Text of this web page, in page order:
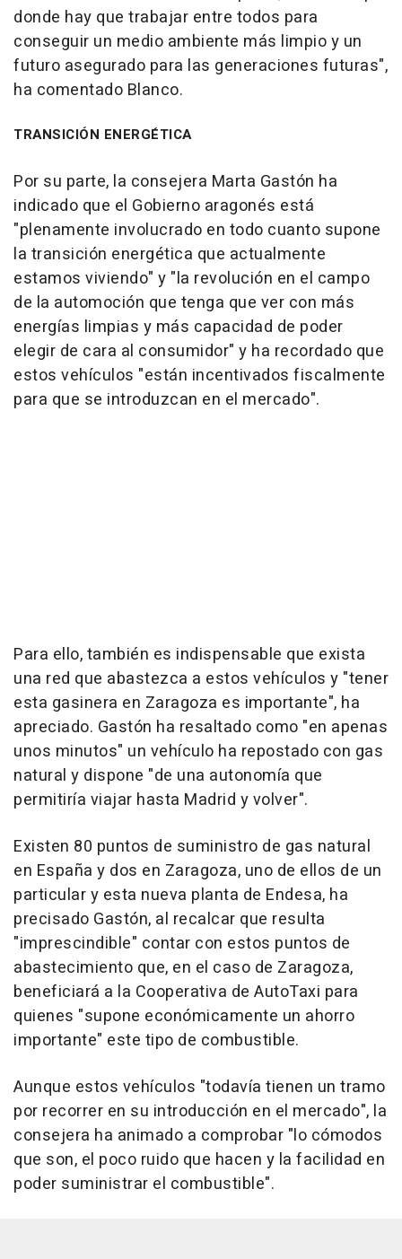
donde hay que trabajar entre todos para
conseguir un medio ambiente más limpio y un
futuro asegurado para las generaciones futuras",
ha comentado Blanco.
TRANSICIÓN ENERGÉTICA
Por su parte, la consejera Marta Gastón ha
indicado que el Gobierno aragonés está
"plenamente involucrado en todo cuanto supone
la transición energética que actualmente
estamos viviendo" y "la revolución en el campo
de la automoción que tenga que ver con más
energías limpias y más capacidad de poder
elegir de cara al consumidor" y ha recordado que
estos vehículos "están incentivados fiscalmente
para que se introduzcan en el mercado".
Para ello, también es indispensable que exista
una red que abastezca a estos vehículos y "tener
esta gasinera en Zaragoza es importante", ha
apreciado. Gastón ha resaltado como "en apenas
unos minutos" un vehículo ha repostado con gas
natural y dispone "de una autonomía que
permitiría viajar hasta Madrid y volver".
Existen 80 puntos de suministro de gas natural
en España y dos en Zaragoza, uno de ellos de un
particular y esta nueva planta de Endesa, ha
precisado Gastón, al recalcar que resulta
"imprescindible" contar con estos puntos de
abastecimiento que, en el caso de Zaragoza,
beneficiará a la Cooperativa de AutoTaxi para
quienes "supone económicamente un ahorro
importante" este tipo de combustible.
Aunque estos vehículos "todavía tienen un tramo
por recorrer en su introducción en el mercado", la
consejera ha animado a comprobar "lo cómodos
que son, el poco ruido que hacen y la facilidad en
poder suministrar el combustible".